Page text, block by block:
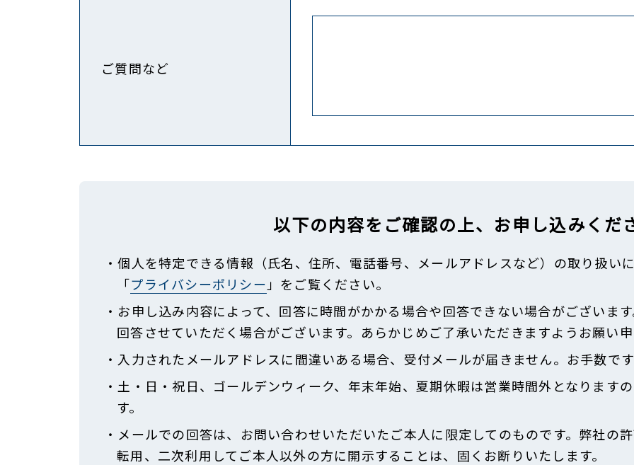
ご質問など
以下の内容をご確認の上、 お申し込みくだ
・個人を特定できる情報（氏名、住所、電話番号、メールアドレスなど）の取り扱い
「プライバシーポリシー 」をご覧ください。
・お申し込み内容によって、回答に時間がかかる場合や回答できない場合がございま
回答させていただく場合がございます。あらかじめご了承いただきますようお願い
・入力されたメールアドレスに間違いある場合、受付メールが届きません。お手数で
・土・日・祝日、ゴールデンウィーク、年末年始、夏期休暇は営業時間外となります
す。
・メールでの回答は、お問い合わせいただいたご本人に限定してのものです。弊社の
転用、二次利用してご本人以外の方に開示することは、固くお断りいたします。